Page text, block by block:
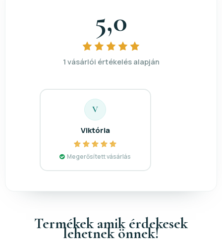
5,0
1 vásárlói értékelés alapján
V
Viktória
Megerősített vásárlás
Termékek amik érdekesek
lehetnek önnek!